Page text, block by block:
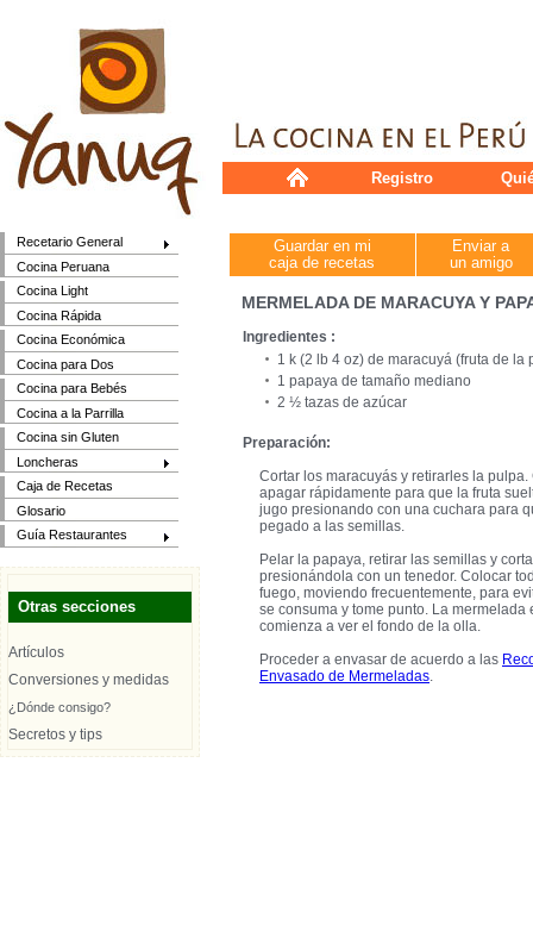
Recetario General
Cocina Peruana
Cocina Light
Cocina Rápida
Cocina Económica
Cocina para Dos
Cocina para Bebés
Cocina a la Parrilla
Cocina sin Gluten
Loncheras
Caja de Recetas
Glosario
Guía Restaurantes
Otras secciones
Artículos
Conversiones y medidas
¿Dónde consigo?
Secretos y tips
Registro
Guardar en mi
caja de recetas
Enviar a
un amigo
MERMELADA DE MARACUYA Y
Ingredientes :
1 k (2 lb 4 oz) de maracuyá (fruta de la
1 papaya de tamaño mediano
2 ½ tazas de azúcar
Preparación:
Cortar los maracuyás y retirarles la
apagar rápidamente para que la fruta
jugo presionando con una cuchara para
pegado a las semillas.
Pelar la papaya, retirar las semillas y
presionándola con un tenedor. Colocar
fuego, moviendo frecuentemente, para
se consuma y tome punto. La
comienza a ver el fondo de la olla.
Proceder a envasar de acuerdo a las
Envasado de Mermeladas.